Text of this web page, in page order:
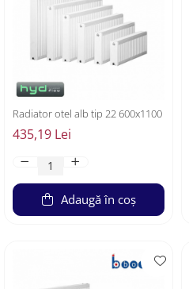
Radiator otel alb tip 22 600x1100
435,19 Lei
Adaugă în coș